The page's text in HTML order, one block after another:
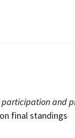
participation and
final standings